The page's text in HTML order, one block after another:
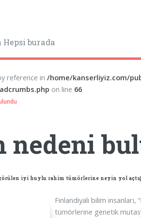
Hepsi burada
reference in/home/kanserliyiz.com/
on line 66
nedeni
iyi huylu rahim tümörlerine neyin yol
Finlandiyalı bilim insanları,
tümörlerine genetik